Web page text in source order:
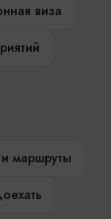
виза
маршруты